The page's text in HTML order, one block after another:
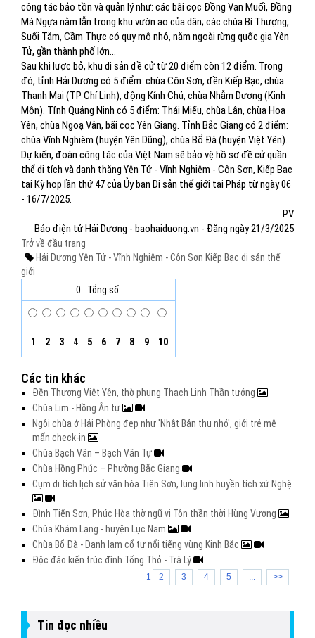
công tác bảo tồn và quản lý như: các bãi cọc Đồng Vạn Muối, Đồng
Má Ngựa nằm lẫn trong khu vườn ao của dân; các chùa Bí Thượng,
Suối Tắm, Cầm Thực có quy mô nhỏ, nằm ngoài rừng quốc gia Yên
Tử, gần thành phố lớn…
Sau khi lược bỏ, khu di sản đề cử từ 20 điểm còn 12 điểm. Trong
đó, tỉnh Hải Dương có 5 điểm: chùa Côn Sơn, đền Kiếp Bạc, chùa
Thanh Mai (TP Chí Linh), động Kính Chủ, chùa Nhẫm Dương (Kinh
Môn). Tỉnh Quảng Ninh có 5 điểm: Thái Miếu, chùa Lân, chùa Hoa
Yên, chùa Ngoạ Vân, bãi cọc Yên Giang. Tỉnh Bắc Giang có 2 điểm:
chùa Vĩnh Nghiêm (huyện Yên Dũng), chùa Bổ Đà (huyện Việt Yên).
Dự kiến, đoàn công tác của Việt Nam sẽ bảo vệ hồ sơ đề cử quần
thể di tích và danh thắng Yên Tử - Vĩnh Nghiêm - Côn Sơn, Kiếp Bạc
tại Kỳ họp lần thứ 47 của Ủy ban Di sản thế giới tại Pháp từ ngày 06
- 16/7/2025.
PV
Báo điện tử Hải Dương - baohaiduong.vn - Đăng ngày 21/3/2025
Trở về đầu trang
Hải Dương Yên Tử - Vĩnh Nghiêm - Côn Sơn Kiếp Bạc di sản thế
giới
0
Tổng số:
1 2 3 4 5 6 7 8 9 10
Các tin khác
Đền Thượng Việt Yên, thờ phụng Thạch Linh Thần tướng
Chùa Lim - Hồng Ân tự
Ngôi chùa ở Hải Phòng đẹp như 'Nhật Bản thu nhỏ', giới trẻ mê
mẩn check-in
Chùa Bạch Vân – Bạch Vân Tự
Chùa Hồng Phúc – Phường Bắc Giang
Cụm di tích lịch sử văn hóa Tiên Sơn, lung linh huyền tích xứ Nghệ
Đình Tiến Sơn, Phúc Hòa thờ ngũ vị Tôn thần thời Hùng Vương
Chùa Khám Lạng - huyện Lục Nam
Chùa Bổ Đà - Danh lam cổ tự nổi tiếng vùng Kinh Bắc
Độc đáo kiến trúc đình Tống Thỏ - Trà Lý
1 2 3 4 5 ... >>
Tin đọc nhiều